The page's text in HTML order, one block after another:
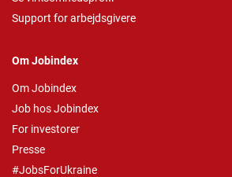
Support for arbejdsgivere
Om Jobindex
Om Jobindex
Job hos Jobindex
For investorer
Presse
#JobsForUkraine